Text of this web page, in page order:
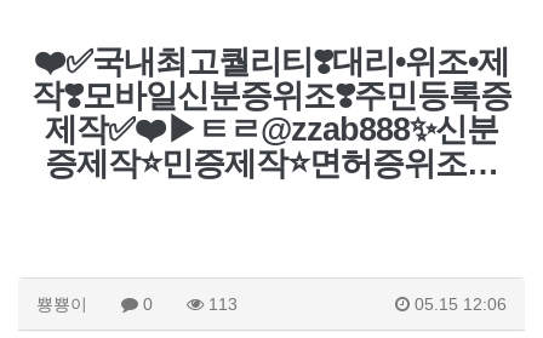
❤️✅국내최고퀄리티❣️대리•위조•제
작❣️모바일신분증위조❣️주민등록증
제작✅❤️▶ㅌㄹ@zzab888✨신분
증제작⭐민증제작⭐면허증위조…
뿅뿅이 0 113 05.15 12:06